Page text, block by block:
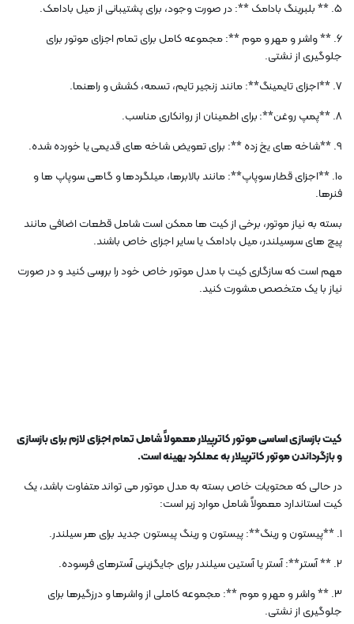
5. ** بلبرینگ بادامک **: در صورت وجود، برای پشتیبانی از میل بادامک.
6. ** واشر و مهر و موم **: مجموعه کامل برای تمام اجزای موتور برای
جلوگیری از نشتی.
7. **اجزای تایمینگ**: مانند زنجیر تایم، تسمه، کشش و راهنما.
8. **پمپ روغن**: برای اطمینان از روانکاری مناسب.
9. **شاخه های یخ زده **: برای تعویض شاخه های قدیمی یا خورده شده.
10. **اجزای قطار سوپاپ**: مانند بالابرها، میلگردها و گاهی سوپاپ ها و
فنرها.
بسته به نیاز موتور، برخی از کیت ها ممکن است شامل قطعات اضافی مانند
پیچ ​​های سرسیلندر، میل بادامک یا سایر اجزای خاص باشند.
مهم است که سازگاری کیت با مدل موتور خاص خود را بررسی کنید و در صورت
نیاز با یک متخصص مشورت کنید.
کیت بازسازی اساسی موتور کاترپیلار معمولاً شامل تمام اجزای لازم برای بازسازی
و بازگرداندن موتور کاترپیلار به عملکرد بهینه است.
در حالی که محتویات خاص بسته به مدل موتور می تواند متفاوت باشد، یک
کیت استاندارد معمولاً شامل موارد زیر است:
1. **پیستون و رینگ**: پیستون و رینگ پیستون جدید برای هر سیلندر.
2. ** آستر**: آستر یا آستین سیلندر برای جایگزینی آسترهای فرسوده.
3. ** واشر و مهر و موم **: مجموعه کاملی از واشرها و درزگیرها برای
جلوگیری از نشتی.